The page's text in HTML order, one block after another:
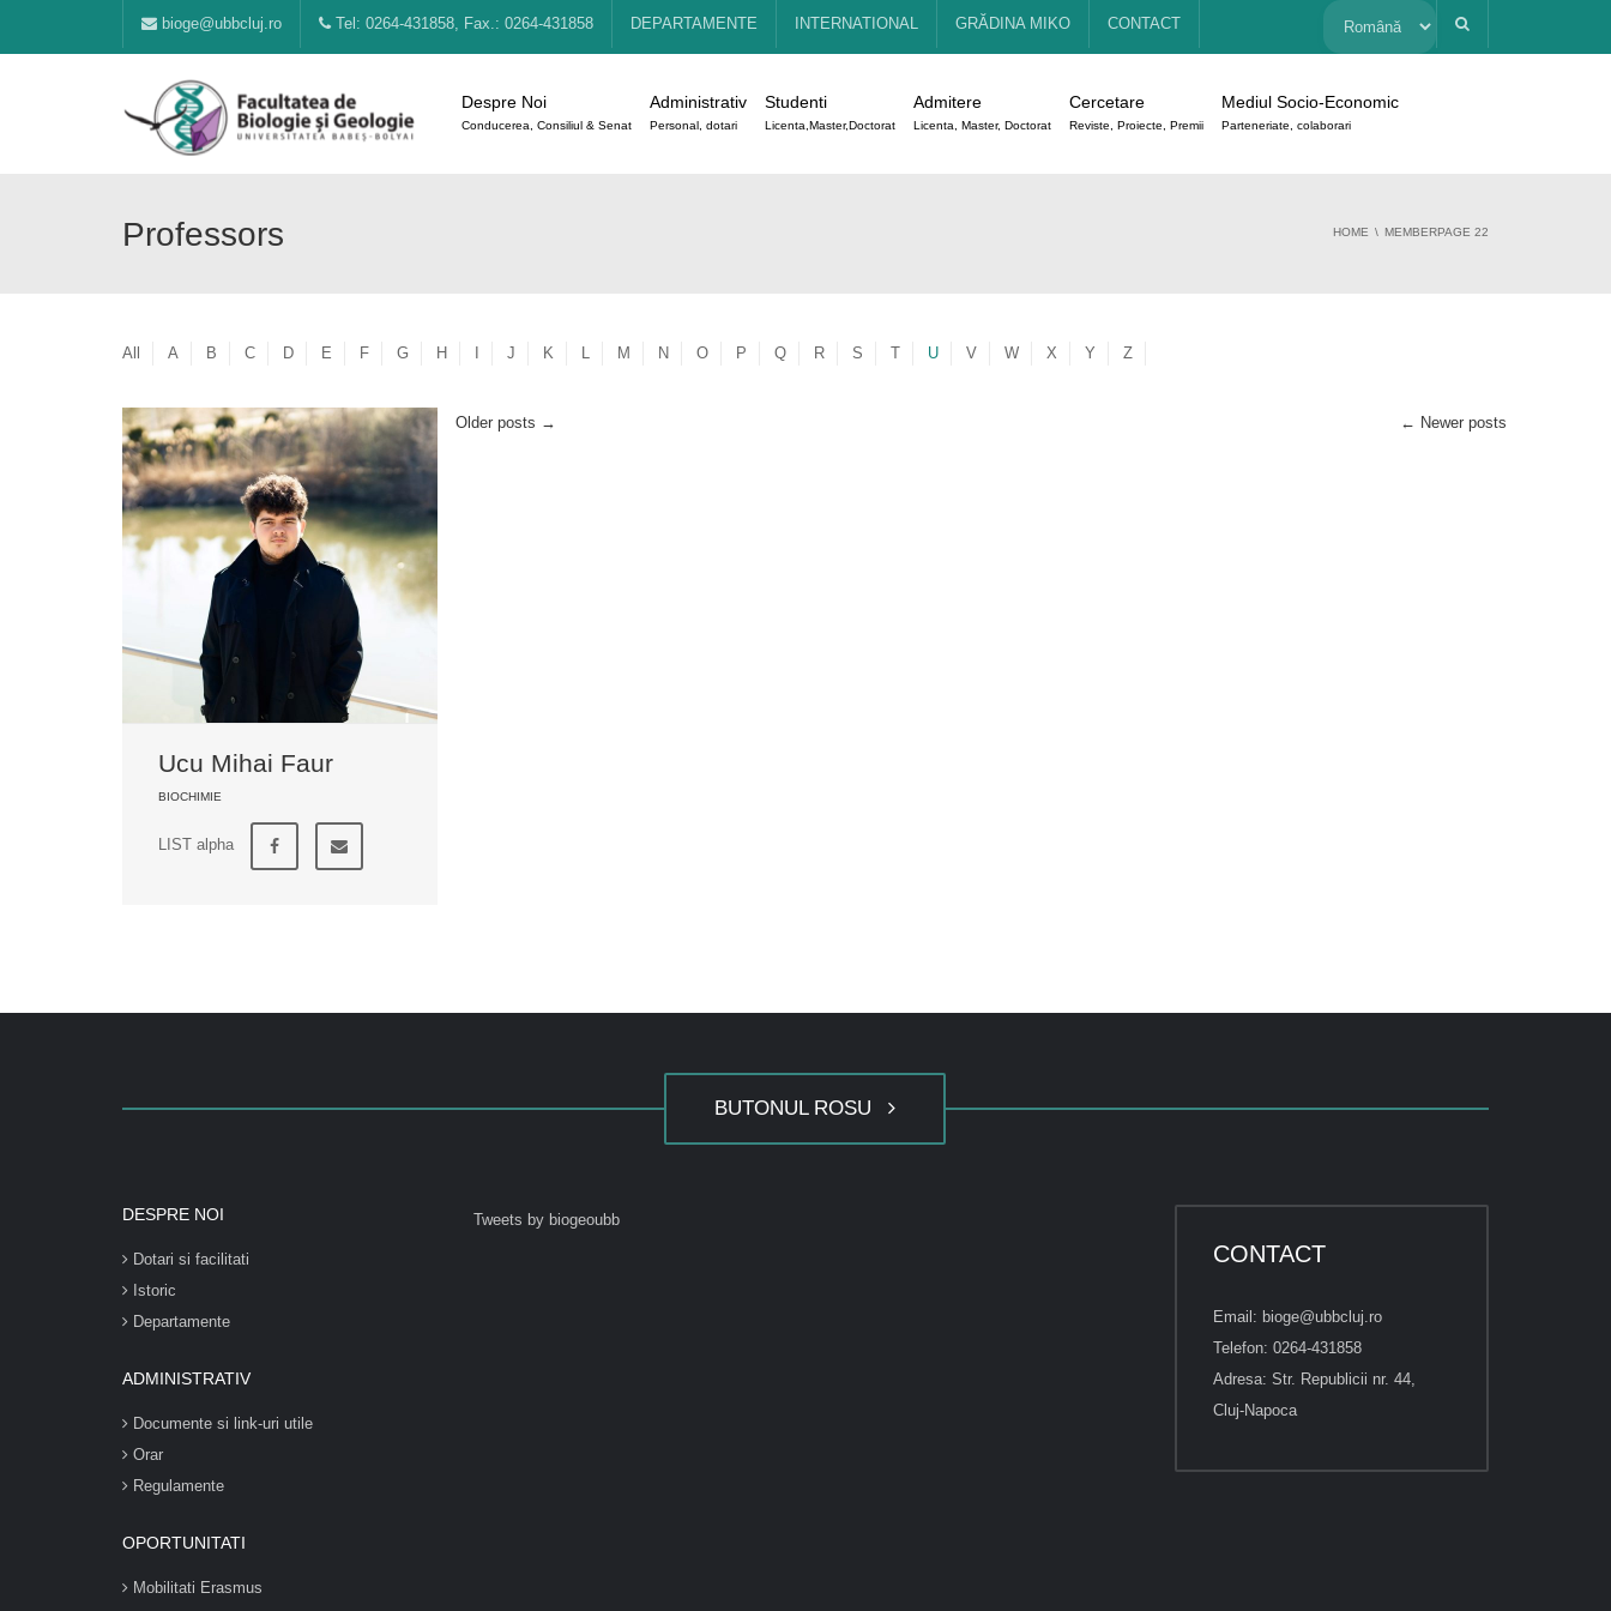
bioge@ubbcluj.ro Tel: 0264-431858, Fax.: 0264-431858 DEPARTAMENTE INTERNATIONAL GRĂDINA MIKO CONTACT Alege
limbă
Despre Noi
Conducerea, Consiliul & Senat
Administrativ
Personal, dotari
Studenti
Licenta,Master,Doctorat
Admitere
Licenta, Master, Doctorat
Cercetare
Reviste, Proiecte, Premii
Mediul Socio-Economic
Parteneriate, colaborari
Professors HOME MEMBERPAGE 22
All A B C D E F G H J K L M N O P Q R S T U V W X Y Z
Ucu Mihai Faur
BIOCHIMIE
LIST alpha
Older posts → ← Newer posts
BUTONUL ROSU
DESPRE NOI
Dotari si facilitati
Istoric
Departamente
ADMINISTRATIV
Documente si link-uri utile
Orar
Regulamente
OPORTUNITATI
Mobilitati Erasmus
Tweets by biogeoubb
CONTACT
Email: bioge@ubbcluj.ro
Telefon: 0264-431858
Adresa: Str. Republicii nr. 44,
Cluj-Napoca